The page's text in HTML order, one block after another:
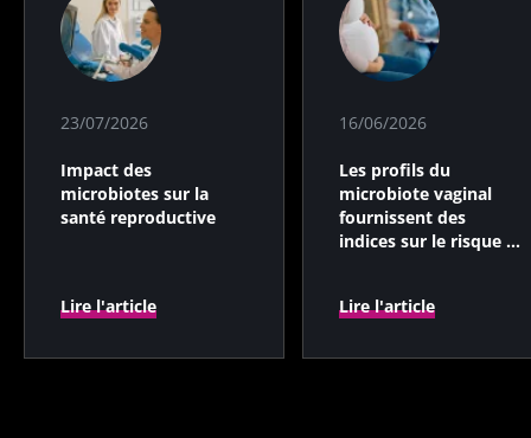
23/07/2026
Impact des
microbiotes sur la
santé reproductive
Lire l'article
16/06/2026
Les profils du
microbiote vaginal
fournissent des
indices sur le risque de
Lire l'article